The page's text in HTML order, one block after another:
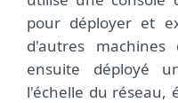
pour déployer et
d'autres
ensuite déployé
l'échelle du réseau,